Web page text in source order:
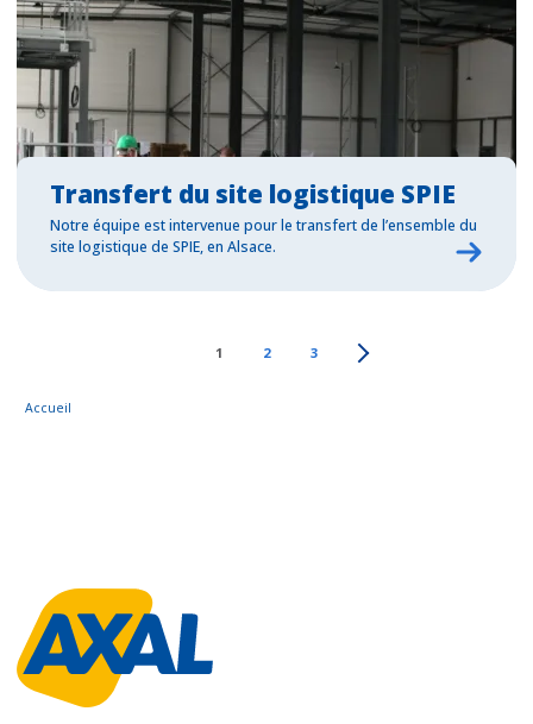
Transfert du site logistique SPIE
Notre équipe est intervenue pour le transfert de l’ensemble du
site logistique de SPIE, en Alsace.
1 2 3
Accueil